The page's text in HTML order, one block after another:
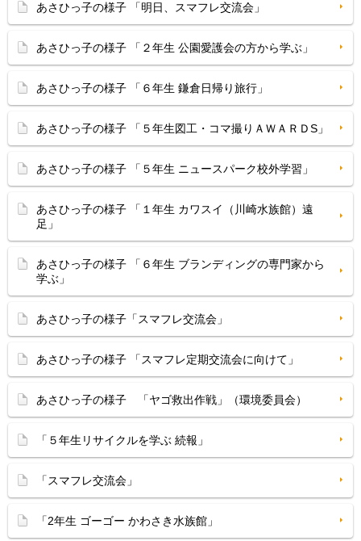
あさひっ子の様子 「明日、スマフレ交流会」
あさひっ子の様子 「２年生 公園愛護会の方から学ぶ」
あさひっ子の様子 「６年生 鎌倉日帰り旅行」
あさひっ子の様子 「５年生図工・コマ撮りＡＷＡＲＤS」
あさひっ子の様子 「５年生 ニュースパーク校外学習」
あさひっ子の様子 「１年生 カワスイ（川崎水族館）遠
足」
あさひっ子の様子 「６年生 ブランディングの専門家から
学ぶ」
あさひっ子の様子「スマフレ交流会」
あさひっ子の様子 「スマフレ定期交流会に向けて」
あさひっ子の様子 「ヤゴ救出作戦」（環境委員会）
「５年生リサイクルを学ぶ 続報」
「スマフレ交流会」
「2年生 ゴーゴー かわさき水族館」